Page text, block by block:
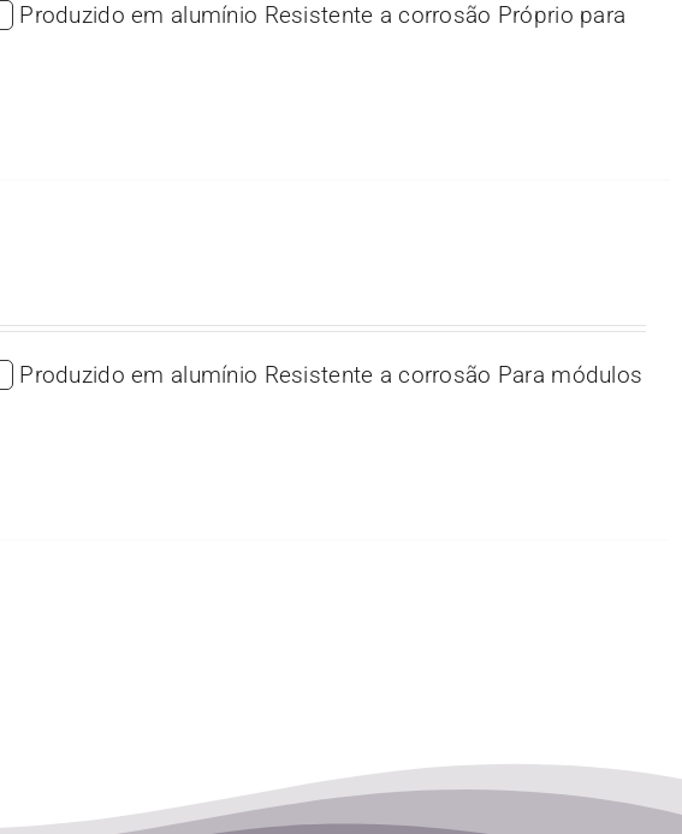
Produzido em alumínio Resistente a corrosão Próprio para
Produzido em alumínio Resistente a corrosão Para módulos